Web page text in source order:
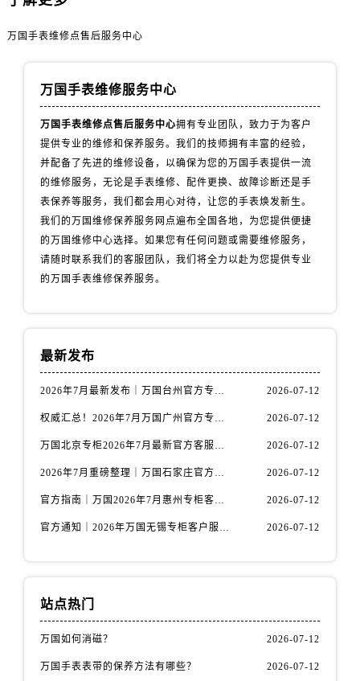
万国手表维修点售后服务中心
万国手表维修服务中心
万国手表维修点售后服务中心拥有专业团队，致力于为客户
提供专业的维修和保养服务。我们的技师拥有丰富的经验，
并配备了先进的维修设备，以确保为您的万国手表提供一流
的维修服务，无论是手表维修、配件更换、故障诊断还是手
表保养等服务，我们都会用心对待，让您的手表焕发新生。
我们的万国维修保养服务网点遍布全国各地，为您提供便捷
的万国维修中心选择。如果您有任何问题或需要维修服务，
请随时联系我们的客服团队，我们将全力以赴为您提供专业
的万国手表维修保养服务。
最新发布
2026年7月最新发布｜万国台州官方专柜客户服务热线与专柜信息攻略 2026-07-12
权威汇总！2026年7月万国广州官方专柜客户服务电话及门店名录 2026-07-12
万国北京专柜2026年7月最新官方客服热线｜门店信息及服务攻略发布 2026-07-12
2026年7月重磅整理｜万国石家庄官方专柜服务电话&客户服务中心公告 2026-07-12
官方指南｜万国2026年7月惠州专柜客户服务热线与门店信息全攻略 2026-07-12
官方通知｜2026年万国无锡专柜客户服务热线全新升级（附7月最新专柜信息汇总） 2026-07-12
站点热门
万国如何消磁？ 2026-07-12
万国手表表带的保养方法有哪些？ 2026-07-12